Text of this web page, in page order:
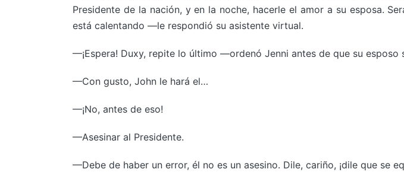
Presidente de la nación, y en la noche, hacerle el amor a su esposa.
está calentando —le respondió su asistente virtual.
—¡Espera! Duxy, repite lo último —ordenó Jenni antes de que su esposo
—Con gusto, John le hará el…
—¡No, antes de eso!
—Asesinar al Presidente.
—Debe de haber un error, él no es un asesino. Dile, cariño, ¡dile que se